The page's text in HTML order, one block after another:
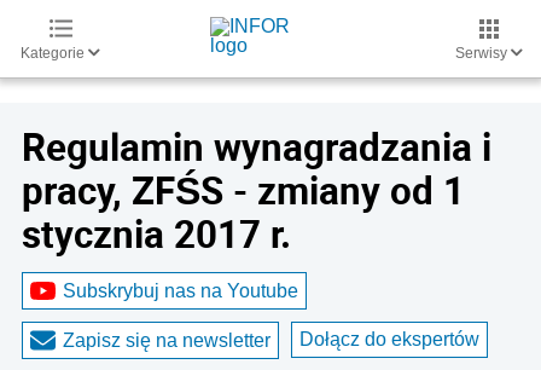
Kategorie Serwisy
Regulamin wynagradzania i
pracy, ZFŚS - zmiany od 1
stycznia 2017 r.
Subskrybuj nas na Youtube
Zapisz się na newsletter Dołącz do ekspertów